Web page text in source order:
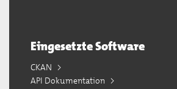
Eingesetzte Software
CKAN
API Dokumentation